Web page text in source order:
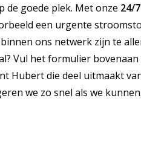
de goede plek. Met onze 24/
een urgente
ons netwerk zijn te
Vul het formulier
Hubert die deel uitmaakt
we zo snel als we kunnen.